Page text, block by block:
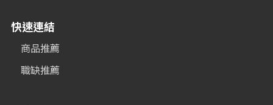
快速連結
商品推薦
職缺推薦